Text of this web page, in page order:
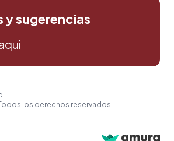
y sugerencias
los derechos reservados